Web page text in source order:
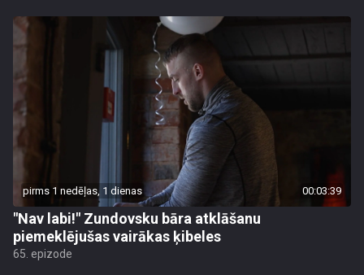
pirms 1 nedēļas, 1 dienas 00:03:39
"Nav labi!" Zundovsku bāra atklāšanu
piemeklējušas vairākas ķibeles
65. epizode